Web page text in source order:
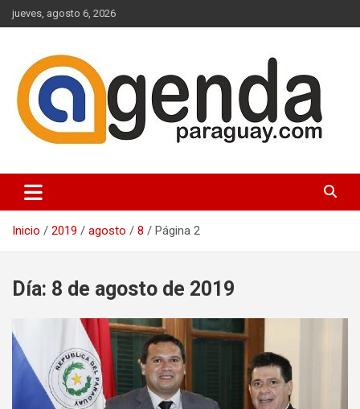
Saltar
al
jueves, agosto 6, 2026
Agenda Paraguay
Inicio 2019 agosto 8 Página 2
Día: 8 de agosto de 2019